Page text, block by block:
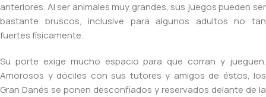
anteriores. Al ser animales muy grandes, sus juegos pueden ser
bastante bruscos, inclusive para algunos adultos no tan
fuertes físicamente.
Su porte exige mucho espacio para que corran y jueguen.
Amorosos y dóciles con sus tutores y amigos de éstos, los
Gran Danés se ponen desconfiados y reservados delante de la